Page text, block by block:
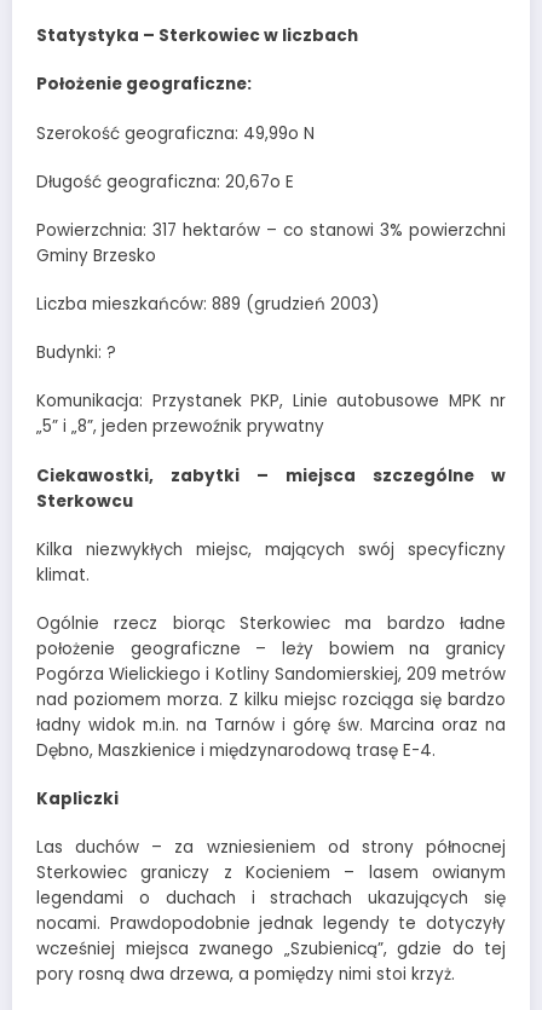
Statystyka – Sterkowiec w liczbach
Położenie geograficzne:
Szerokość geograficzna: 49,99o N
Długość geograficzna: 20,67o E
Powierzchnia: 317 hektarów – co stanowi 3% powierzchni
Gminy Brzesko
Liczba mieszkańców: 889 (grudzień 2003)
Budynki: ?
Komunikacja: Przystanek PKP, Linie autobusowe MPK nr
„5” i „8”, jeden przewoźnik prywatny
Ciekawostki, zabytki – miejsca szczególne w
Sterkowcu
Kilka niezwykłych miejsc, mających swój specyficzny
klimat.
Ogólnie rzecz biorąc Sterkowiec ma bardzo ładne
położenie geograficzne – leży bowiem na granicy
Pogórza Wielickiego i Kotliny Sandomierskiej, 209 metrów
nad poziomem morza. Z kilku miejsc rozciąga się bardzo
ładny widok m.in. na Tarnów i górę św. Marcina oraz na
Dębno, Maszkienice i międzynarodową trasę E-4.
Kapliczki
Las duchów – za wzniesieniem od strony północnej
Sterkowiec graniczy z Kocieniem – lasem owianym
legendami o duchach i strachach ukazujących się
nocami. Prawdopodobnie jednak legendy te dotyczyły
wcześniej miejsca zwanego „Szubienicą”, gdzie do tej
pory rosną dwa drzewa, a pomiędzy nimi stoi krzyż.